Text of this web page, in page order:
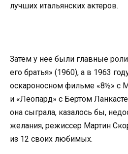
лучших итальянских актеров.
Затем у нее были главные
его братья» (1960), а в 1963
оскароносном фильме «8½» с
и «Леопард» с Бертом
она сыграла, казалось бы,
желания, режиссер Мартин
из 12 своих любимых.